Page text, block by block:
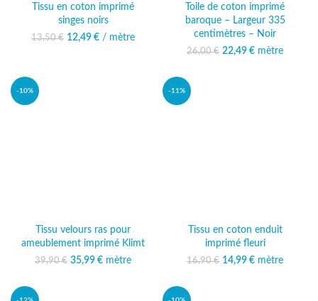
Tissu en coton imprimé
singes noirs
13,50€
Le prix initial était :
12,49 €
Le prix
/ mètre
Toile de coton imprimé
baroque – Largeur 335
centimètres – Noir
26,00€ Le prix initial était :
22,49 €
Le prix
mètre
-10%
Tissu velours ras pour
ameublement imprimé Klimt
39,90€ Le prix initial était :
35,99 €
Le prix
mètre
-11%
Tissu en coton enduit
imprimé fleuri
16,90€ Le prix initial était :
14,99 €
Le prix
mètre